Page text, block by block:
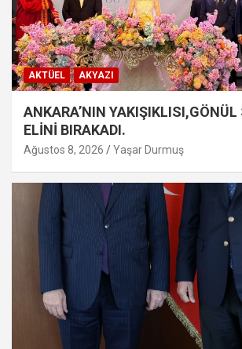
AKTÜEL AKYAZI
ANKARA’NIN YAKIŞIKLISI,GÖNÜL
ELİNİ BIRAKADI.
Ağustos 8, 2026 Yaşar Durmuş